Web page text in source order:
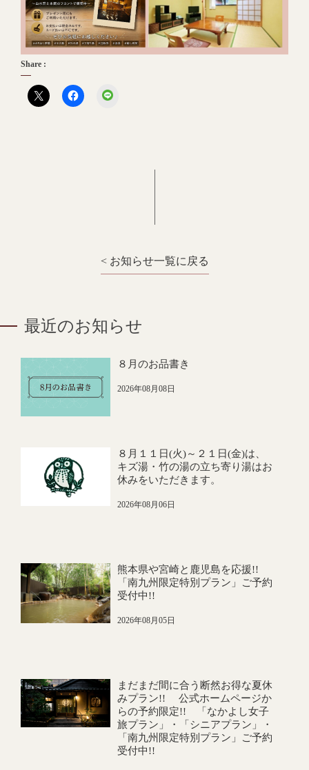
Share :
< お知らせ一覧に戻る
最近のお知らせ
８月のお品書き
2026年08月08日
８月１１日(火)～２１日(金)は、
キズ湯・竹の湯の立ち寄り湯はお
休みをいただきます。
2026年08月06日
熊本県や宮崎と鹿児島を応援!!
「南九州限定特別プラン」ご予約
受付中!!
2026年08月05日
まだまだ間に合う断然お得な夏休
みプラン!! 公式ホームページか
らの予約限定!! 「なかよし女子
旅プラン」・「シニアプラン」・
「南九州限定特別プラン」ご予約
受付中!!